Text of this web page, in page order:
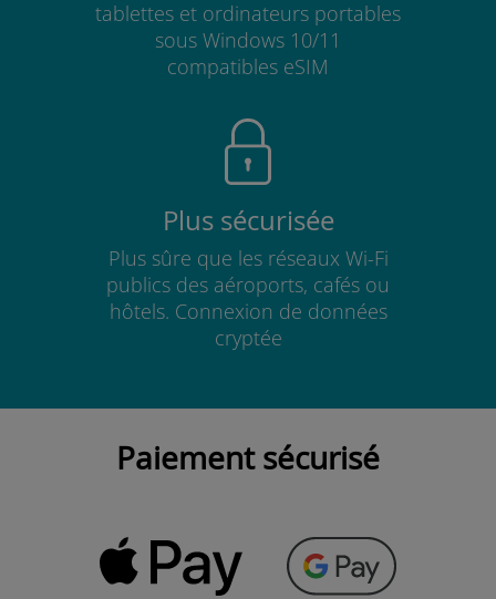
tablettes et ordinateurs portables
sous Windows 10/11
compatibles eSIM
Plus sécurisée
Plus sûre que les réseaux Wi-Fi
publics des aéroports, cafés ou
hôtels. Connexion de données
cryptée
Paiement sécurisé